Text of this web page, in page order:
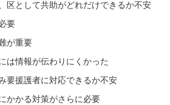
区として共助がどれだけできるか不安
要
が重要
は情報が伝わりにくかった
要援護者に対応できるか不安
かかる対策がさらに必要